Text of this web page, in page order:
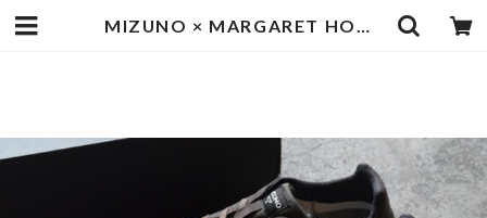
MIZUNO × MARGARET HOWELL スニーカー | goodbadstore